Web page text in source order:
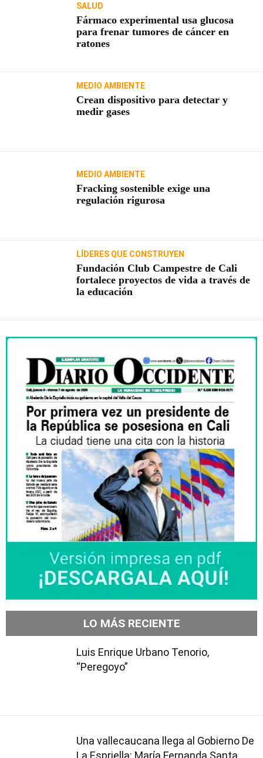
SALUD
Fármaco experimental usa glucosa
para frenar tumores de cáncer en
ratones
MEDIO AMBIENTE
Crean dispositivo para detectar y
medir gases
MEDIO AMBIENTE
Fracking sostenible exige una
regulación rigurosa
LÍDERES QUE CONSTRUYEN
Fundación Club Campestre de Cali
fortalece proyectos de vida a través de
la educación
LO MÁS RECIENTE
Luis Enrique Urbano Tenorio,
“Peregoyo”
Una vallecaucana llega al Gobierno De
La Espriella: María Fernanda Santa,